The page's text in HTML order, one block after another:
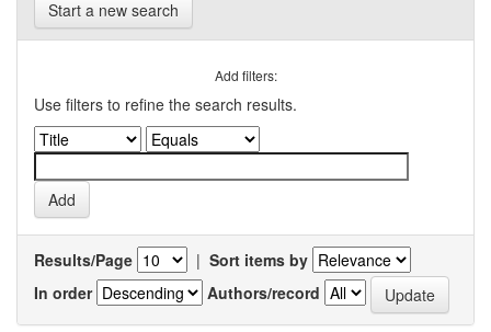
Start a new search
Add filters:
Use filters to refine the search results.
Results/Page | Sort items by
In order
Authors/record